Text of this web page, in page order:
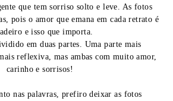
que tem sorriso solto e leve. As fotos
pois o amor que emana em cada retrato é
e isso que importa.
em duas partes. Uma parte mais
reflexiva, mas ambas com muito amor,
carinho e sorrisos!
nas palavras, prefiro deixar as fotos